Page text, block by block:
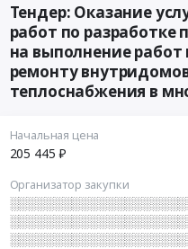
Тендер: Оказание
работ по
на выполнение
ремонту
теплоснабжения в
Начальная цена
205 445 ₽
Организатор закупки